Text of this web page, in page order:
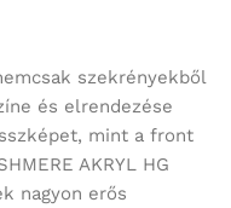
szekrényekből
és elrendezése
mint a front
AKRYL HG
nagyon erős